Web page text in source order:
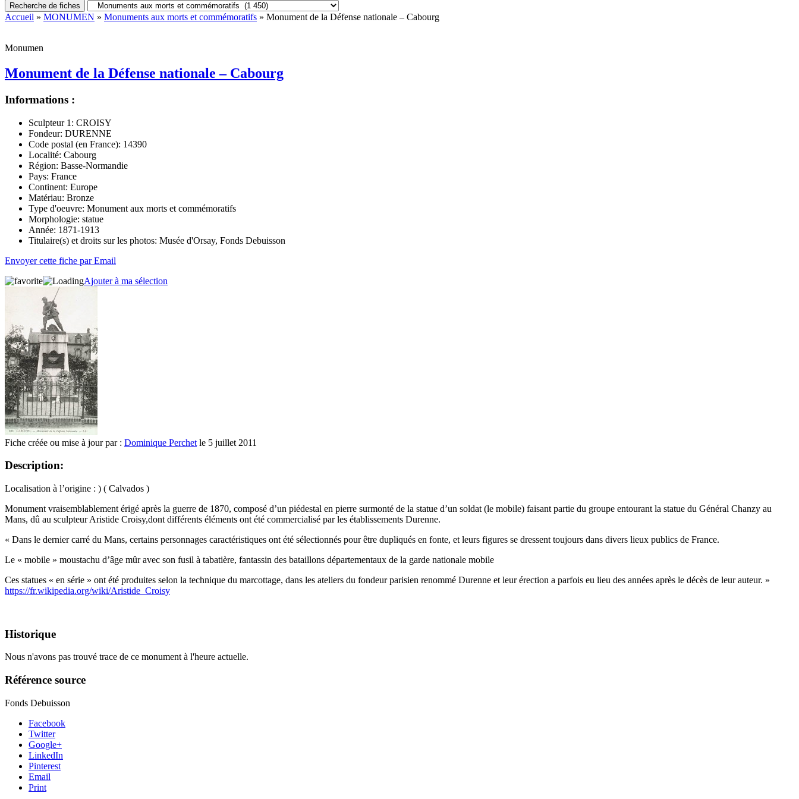
Recherche de fiches
Accueil » MONUMEN » Monuments aux morts et commémoratifs » Monument de la Défense nationale – Cabourg
Monumen
Monument de la Défense nationale – Cabourg
Informations :
Sculpteur 1: CROISY
Fondeur: DURENNE
Code postal (en France): 14390
Localité: Cabourg
Région: Basse-Normandie
Pays: France
Continent: Europe
Matériau: Bronze
Type d'oeuvre: Monument aux morts et commémoratifs
Morphologie: statue
Année: 1871-1913
Titulaire(s) et droits sur les photos: Musée d'Orsay, Fonds Debuisson
Envoyer cette fiche par Email
Ajouter à ma sélection
Fiche créée ou mise à jour par : Dominique Perchet le 5 juillet 2011
Description:
Localisation à l’origine : ) ( Calvados )
Monument vraisemblablement érigé après la guerre de 1870, composé d’un piédestal en pierre surmonté de la statue d’un soldat (le mobile) faisant partie du groupe entourant la statue du Général Chanzy au
Mans, dû au sculpteur Aristide Croisy,dont différents éléments ont été commercialisé par les établissements Durenne.
« Dans le dernier carré du Mans, certains personnages caractéristiques ont été sélectionnés pour être dupliqués en fonte, et leurs figures se dressent toujours dans divers lieux publics de France.
Le « mobile » moustachu d’âge mûr avec son fusil à tabatière, fantassin des bataillons départementaux de la garde nationale mobile
Ces statues « en série » ont été produites selon la technique du marcottage, dans les ateliers du fondeur parisien renommé Durenne et leur érection a parfois eu lieu des années après le décès de leur auteur. »
https://fr.wikipedia.org/wiki/Aristide_Croisy
Historique
Nous n'avons pas trouvé trace de ce monument à l'heure actuelle.
Référence source
Fonds Debuisson
Facebook
Twitter
Google+
LinkedIn
Pinterest
Email
Print